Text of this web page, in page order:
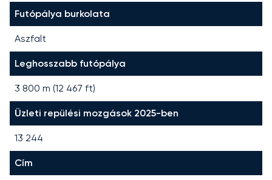
Futópálya burkolata
Aszfalt
Leghosszabb futópálya
3 800 m (12 467 ft)
Üzleti repülési mozgások 2025-ben
13 244
Cím